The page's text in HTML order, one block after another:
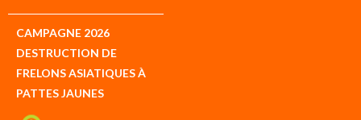
CAMPAGNE 2026
DESTRUCTION DE
FRELONS ASIATIQUES À
PATTES JAUNES